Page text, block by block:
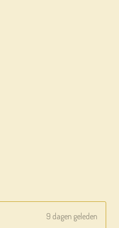
9 dagen geleden